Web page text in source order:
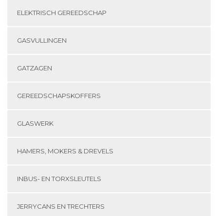
ELEKTRISCH GEREEDSCHAP
GASVULLINGEN
GATZAGEN
GEREEDSCHAPSKOFFERS
GLASWERK
HAMERS, MOKERS & DREVELS
INBUS- EN TORXSLEUTELS
JERRYCANS EN TRECHTERS